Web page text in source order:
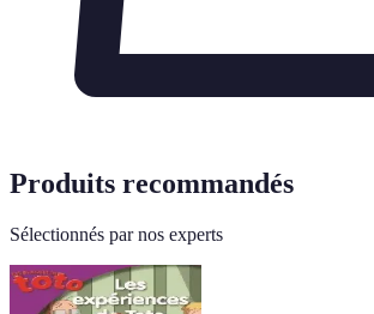
Produits recommandés
Sélectionnés par nos experts